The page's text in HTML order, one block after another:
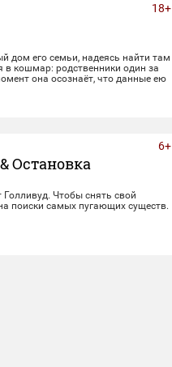
дом его семьи, надеясь найти там
в кошмар: родственники один за
она осознаёт, что данные ею
18+
Остановка
Чтобы снять свой
поиски самых пугающих существ.
6+